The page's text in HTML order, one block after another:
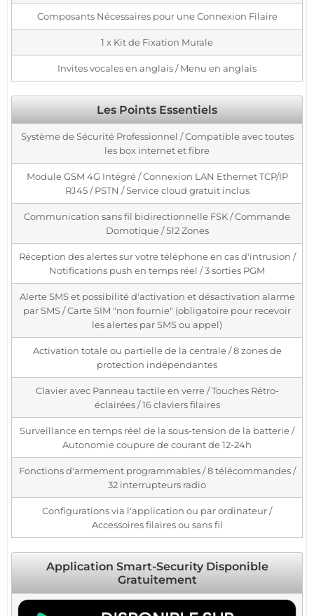
Composants Nécessaires pour une Connexion Filaire
1 x Kit de Fixation Murale
Invites vocales en anglais / Menu en anglais
Les Points Essentiels
Système de Sécurité Professionnel / Compatible avec toutes
les box internet et fibre
Module GSM 4G Intégré / Connexion LAN Ethernet TCP/IP
RJ45 / PSTN / Service cloud gratuit inclus
Communication sans fil bidirectionnelle FSK / Commande
Domotique / 512 Zones
Réception des alertes sur votre téléphone en cas d'intrusion /
Notifications push en temps réel / 3 sorties PGM
Alerte SMS et possibilité d'activation et désactivation alarme
par SMS / Carte SIM "non fournie" (obligatoire pour recevoir
les alertes par SMS ou appel)
Activation totale ou partielle de la centrale / 8 zones de
protection indépendantes
Clavier avec Panneau tactile en verre / Touches Rétro-
éclairées / 16 claviers filaires
Surveillance en temps réel de la sous-tension de la batterie /
Autonomie coupure de courant de 12-24h
Fonctions d'armement programmables / 8 télécommandes /
32 interrupteurs radio
Configurations via l'application ou par ordinateur /
Accessoires filaires ou sans fil
Application Smart-Security Disponible
Gratuitement